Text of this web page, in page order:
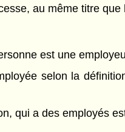
au même titre
est une
selon la
qui a des employés